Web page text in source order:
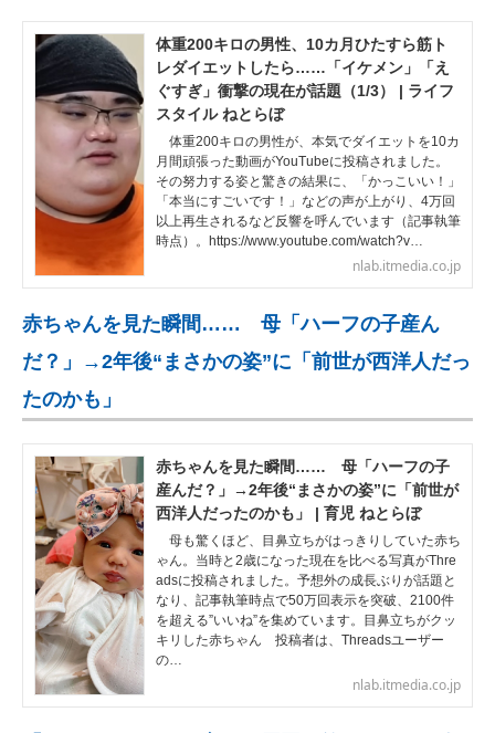
体重200キロの男性、10カ月ひたすら筋ト
レダイエットしたら……「イケメン」「え
ぐすぎ」衝撃の現在が話題（1/3） | ライフ
スタイル ねとらぼ
体重200キロの男性が、本気でダイエットを10カ
月間頑張った動画がYouTubeに投稿されました。
その努力する姿と驚きの結果に、「かっこいい！」
「本当にすごいです！」などの声が上がり、4万回
以上再生されるなど反響を呼んでいます（記事執筆
時点）。https://www.youtube.com/watch?v…
nlab.itmedia.co.jp
赤ちゃんを見た瞬間…… 母「ハーフの子産ん
だ？」→2年後“まさかの姿”に「前世が西洋人だっ
たのかも」
赤ちゃんを見た瞬間…… 母「ハーフの子
産んだ？」→2年後“まさかの姿”に「前世が
西洋人だったのかも」 | 育児 ねとらぼ
母も驚くほど、目鼻立ちがはっきりしていた赤ち
ゃん。当時と2歳になった現在を比べる写真がThre
adsに投稿されました。予想外の成長ぶりが話題と
なり、記事執筆時点で50万回表示を突破、2100件
を超える”いいね”を集めています。目鼻立ちがクッ
キリした赤ちゃん 投稿者は、Threadsユーザー
の…
nlab.itmedia.co.jp